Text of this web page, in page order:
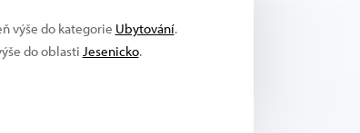
výše do kategorie Ubytování.
do oblasti Jesenicko.